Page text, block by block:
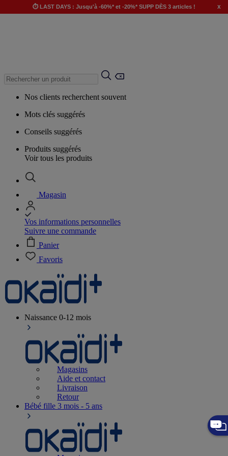
⏱️ LAST DAYS : Jusqu'à -60%* et -20%* SUPP DÈS 3 articles ! x
Nos clients recherchent souvent
Mots clés suggérés
Conseils suggérés
Produits suggérés
Voir tous les produits
Magasin
Vos informations personnelles
Suivre une commande
Panier
Favoris
Naissance 0-12 mois
Magasins
Aide et contact
Livraison
Retour
Bébé fille 3 mois - 5 ans